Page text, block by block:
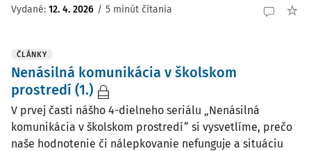
Vydané: 12. 4. 2026 / 5 minút čítania
ČLÁNKY
Nenásilná komunikácia v školskom
prostredí (1.)
V prvej časti nášho 4-dielneho seriálu „Nenásilná
komunikácia v školskom prostredí“ si vysvetlíme, prečo
naše hodnotenie či nálepkovanie nefunguje a situáciu